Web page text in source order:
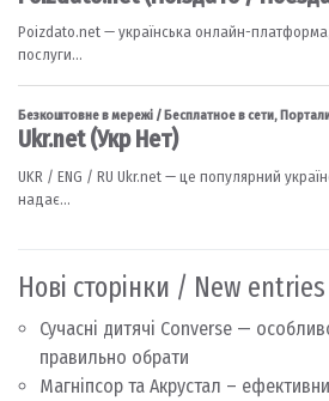
Нові сторінки / New entries
Сучасні дитячі Converse —
правильно обрати
Магніпсор та Акрустал –